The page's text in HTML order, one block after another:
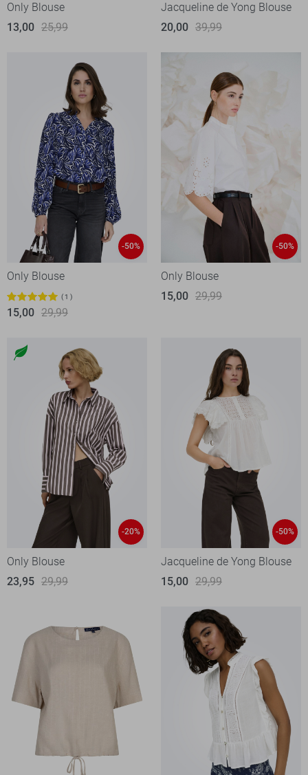
Only Blouse
13,00 25,99
Jacqueline de Yong Blouse
20,00 39,99
-50%
Only Blouse
1
15,00 29,99
-50%
Only Blouse
15,00 29,99
-20%
Only Blouse
23,95 29,99
-50%
Jacqueline de Yong Blouse
15,00 29,99